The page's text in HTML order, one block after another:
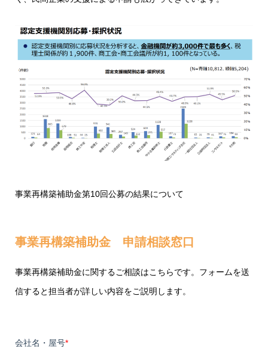
事業再構築補助金第10回公募の結果について
事業再構築補助金 申請相談窓口
事業再構築補助金に関するご相談はこちらです。フォームを送
信すると担当者が詳しい内容をご説明します。